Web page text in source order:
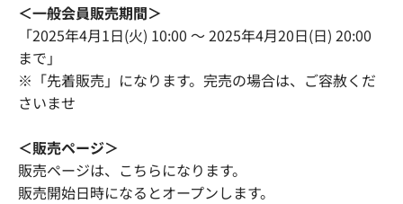
＜一般会員販売期間＞
「2025年4月1日(火) 10:00 〜 2025年4月20日(日) 20:00
まで」
※「先着販売」になります。完売の場合は、ご容赦くだ
さいませ
＜販売ページ＞
販売ページは、こちらになります。
販売開始日時になるとオープンします。